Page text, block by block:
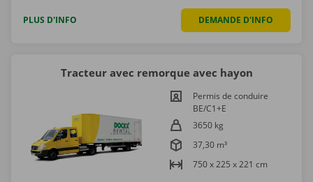
PLUS D'INFO DEMANDE D'INFO
Tracteur avec remorque avec hayon
Permis de conduire
BE/C1+E
3650 kg
37,30 m³
750 x 225 x 221 cm